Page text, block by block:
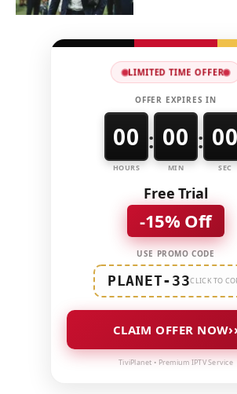
LIMITED TIME OFFER
OFFER EXPIRES IN
00
HOURS
: 00
MIN
: 00
SEC
Free Trial
-15% Off
USE PROMO CODE
PLANET-33CLICK TO
CLAIM OFFER NOW
TiviPlanet • Premium IPTV Service